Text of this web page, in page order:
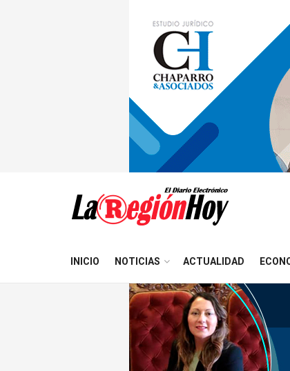
INICIO NOTICIAS ACTUALIDAD